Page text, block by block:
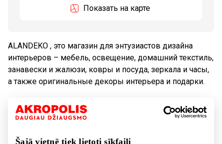
Šajā vietnē tiek lietoti sīkfaili
Показать на карте
ALANDEKO , это магазин для энтузиастов дизайна
интерьеров – мебель, освещение, домашний текстиль,
занавески и жалюзи, ковры и посуда, зеркала и часы,
а также оригинальные декоры интерьера и подарки.
Tовары Подарки, аксессуары
Товары для дома, бытовая техника